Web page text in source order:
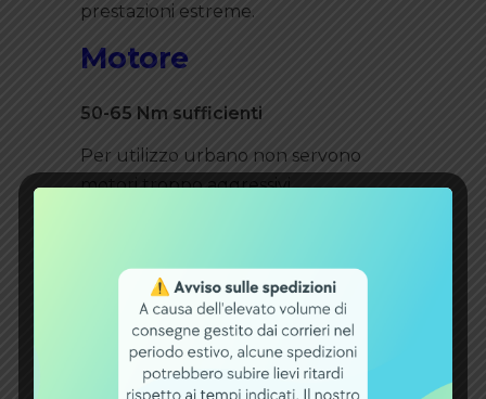
prestazioni estreme.
Motore
50-65 Nm sufficienti
Per utilizzo urbano non servono
motori troppo aggressivi.
50-65 Nm;
assistenza fluida;
consumi contenuti.
Silenziosità prioritaria